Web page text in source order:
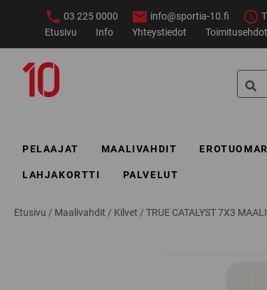
03 225 0000 info@sportia-10.fi
Etusivu
Info Yhteystiedot Toimitusehdot
for:
PELAAJAT MAALIVAHDIT
LAHJAKORTTI PALVELUT
Etusivu / Maalivahdit / Kilvet / TRUE CATALYST 7X3